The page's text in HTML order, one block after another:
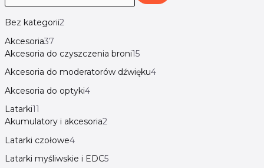
Bez kategorii2
Akcesoria37
Akcesoria do czyszczenia broni15
Akcesoria do moderatorów dźwięku4
Akcesoria do optyki4
Latarki11
Akumulatory i akcesoria2
Latarki czołowe4
Latarki myśliwskie i EDC5